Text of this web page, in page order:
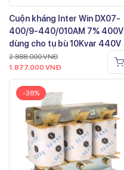
Cuộn kháng Inter Win DX07-
400/9-440/010AM 7% 400V
dùng cho tụ bù 10Kvar 440V
2.888.000VNĐ
1.877.000 VNĐ
-38%